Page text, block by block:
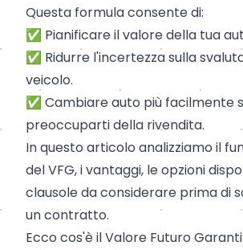
Questa formula consente di:
✅ Pianificare il valore della tua
✅ Ridurre l'incertezza sulla
veicolo.
✅ Cambiare auto più facilmente
preoccuparti della rivendita.
In questo articolo analizziamo il
del VFG, i vantaggi, le opzioni
clausole da considerare prima di
un contratto.
Ecco cos'è il Valore Futuro